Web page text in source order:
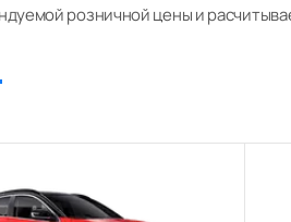
розничной цены и